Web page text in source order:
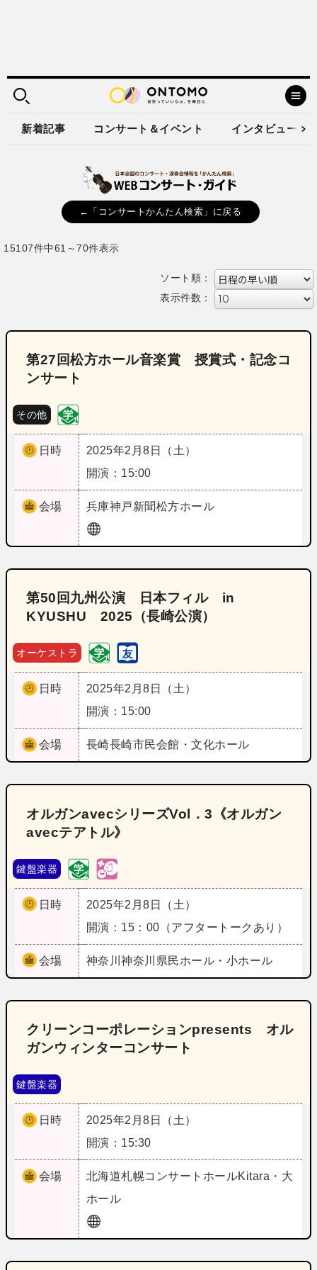
新着記事 コンサート＆イベント インタビュー
←「コンサートかんたん検索」に戻る
15107件中61～70件表示
ソート順：
表示件数：
第27回松方ホール音楽賞 授賞式・記念コ
ンサート
その他
日時
2025年2月8日（土）
開演：15:00
会場 兵庫神戸新聞松方ホール
第50回九州公演 日本フィル in
KYUSHU 2025（長崎公演）
オーケストラ
日時
2025年2月8日（土）
開演：15:00
会場 長崎長崎市民会館・文化ホール
オルガンavecシリーズVol．3《オルガン
avecテアトル》
鍵盤楽器
日時
2025年2月8日（土）
開演：15：00（アフタートークあり）
会場 神奈川神奈川県民ホール・小ホール
クリーンコーポレーションpresents オル
ガンウィンターコンサート
鍵盤楽器
日時
2025年2月8日（土）
開演：15:30
会場 北海道札幌コンサートホールKitara・大
ホール